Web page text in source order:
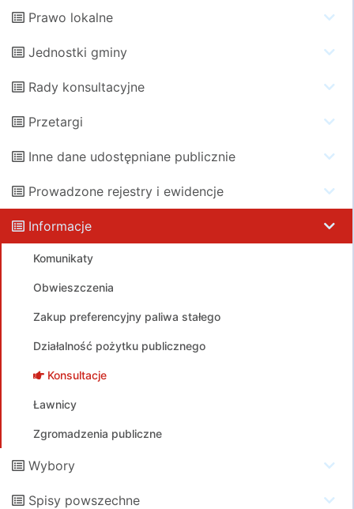
Prawo lokalne
Jednostki gminy
Rady konsultacyjne
Przetargi
Inne dane udostępniane publicznie
Prowadzone rejestry i ewidencje
Informacje
Komunikaty
Obwieszczenia
Zakup preferencyjny paliwa stałego
Działalność pożytku publicznego
Konsultacje
Ławnicy
Zgromadzenia publiczne
Wybory
Spisy powszechne